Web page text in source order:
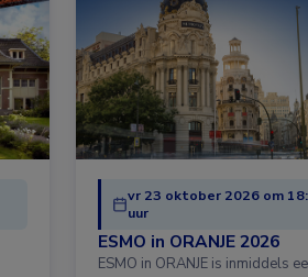
vr 23 oktober 2026 om
uur
ESMO in ORANJE 2026
ESMO in ORANJE is inmiddels